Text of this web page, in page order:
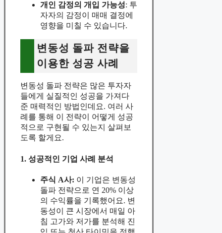
개인 감정의 개입 가능성: 투
자자의 감정이 매매 결정에
영향을 미칠 수 있습니다.
변동성 돌파 전략을
이용한 성공 사례
변동성 돌파 전략은 많은 투자자
들에게 실질적인 성공을 가져다
준 매력적인 방법인데요. 여러 사
례를 통해 이 전략이 어떻게 성공
적으로 구현될 수 있는지 살펴보
도록 할게요.
1. 성공적인 기업 사례 분석
주식 A사: 이 기업은 변동성
돌파 전략으로 연 20% 이상
의 수익률을 기록했어요. 변
동성이 큰 시장에서 매일 아
침 고가와 저가를 분석해 진